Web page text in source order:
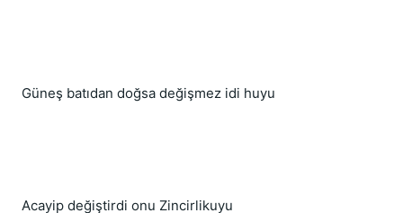
Güneş batıdan doğsa değişmez idi huyu
Acayip değiştirdi onu Zincirlikuyu